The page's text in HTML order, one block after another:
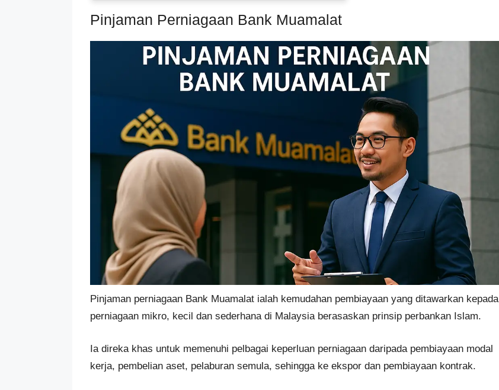
Pinjaman Perniagaan Bank Muamalat
Pinjaman perniagaan Bank Muamalat ialah kemudahan pembiayaan yang ditawarkan kepada
perniagaan mikro, kecil dan sederhana di Malaysia berasaskan prinsip perbankan Islam.
Ia direka khas untuk memenuhi pelbagai keperluan perniagaan daripada pembiayaan modal
kerja, pembelian aset, pelaburan semula, sehingga ke ekspor dan pembiayaan kontrak.